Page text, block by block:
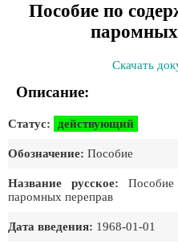
Пособие по
паромных
Скачать
Описание:
Статус: действующий
Обозначение: Пособие
Название русское:
паромных переправ
Дата введения: 1968-01-01